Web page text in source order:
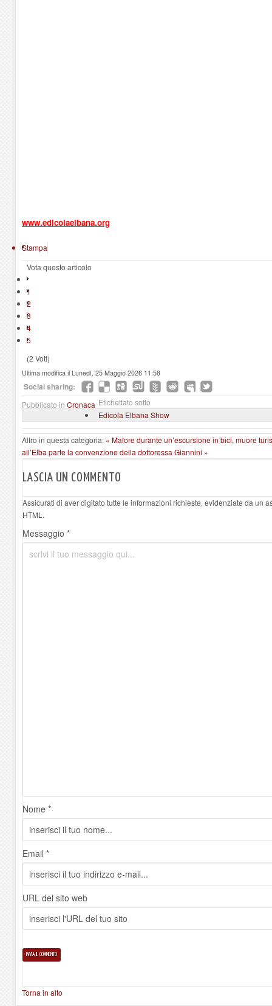
www.edicolaelbana.org
Stampa
Vota questo articolo
1
2
3
4
5
(2 Voti)
Ultima modifica il Lunedì, 25 Maggio 2026 11:58
Social sharing:
Pubblicato in Cronaca Etichettato sotto
Edicola Elbana Show
Altro in questa categoria: « Malore durante un’escursione in bici, muore
all’Elba parte la convenzione della dottoressa Giannini »
LASCIA UN COMMENTO
Assicurati di aver digitato tutte le informazioni richieste, evidenziate da un
HTML.
Messaggio *
Nome *
Email *
URL del sito web
Torna in alto